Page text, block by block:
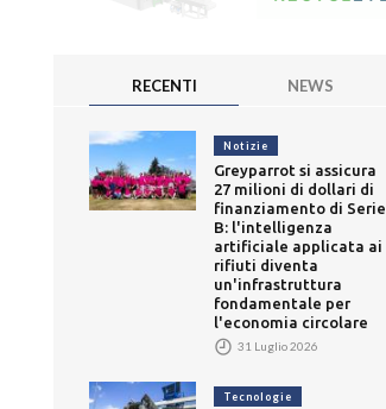
RECENTI NEWS
Notizie
Greyparrot si assicura
27 milioni di dollari di
finanziamento di Serie
B: l'intelligenza
artificiale applicata ai
rifiuti diventa
un'infrastruttura
fondamentale per
l'economia circolare
31 Luglio 2026
Tecnologie